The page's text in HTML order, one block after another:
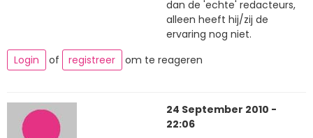
dan de 'echte' redacteurs,
alleen heeft hij/zij de
ervaring nog niet.
Login
of registreer om te reageren
24 September 2010 -
22:06